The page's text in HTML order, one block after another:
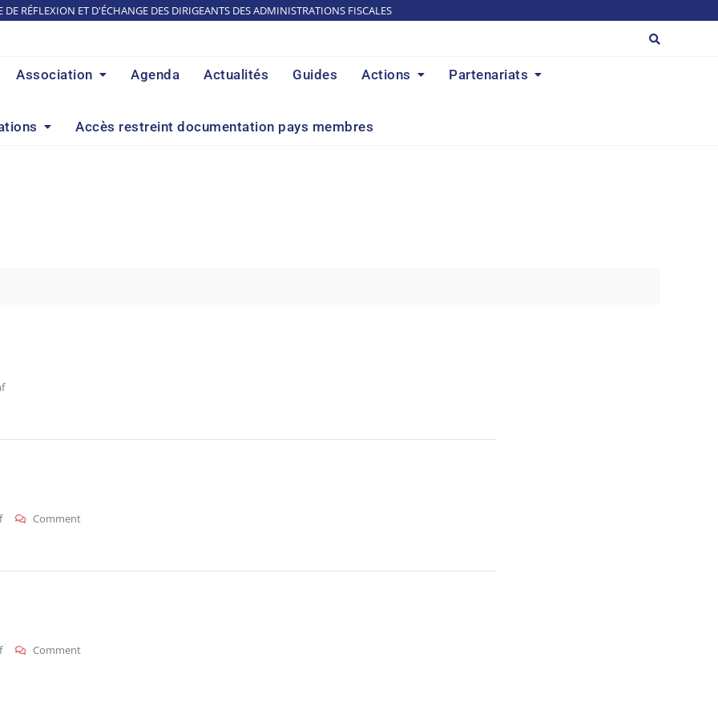
DE RÉFLEXION ET D'ÉCHANGE DES DIRIGEANTS DES ADMINISTRATIONS FISCALES
Association Agenda Actualités Guides Actions Partenariats
Accès restreint documentation pays membres
CommentOn
CommentOn